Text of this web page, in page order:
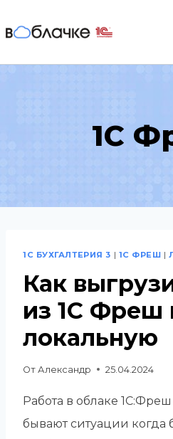
к
1С
1С БУХГАЛТЕРИЯ 3 | 1С ФРЕШ |
Как
из 1С Фреш
локальную
От Александр 25.04.2024
Работа в облаке
бывают ситуации когда